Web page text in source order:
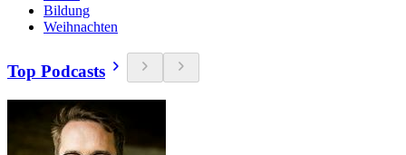
Bildung
Weihnachten
Top Podcasts